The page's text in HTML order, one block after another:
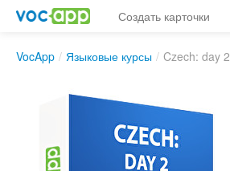
Создать карточки
VocApp / Языковые курсы / Czech: day 2